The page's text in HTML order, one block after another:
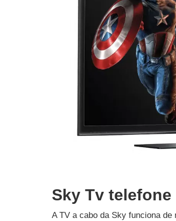
Sky Tv telefone
A TV a cabo da Sky funciona